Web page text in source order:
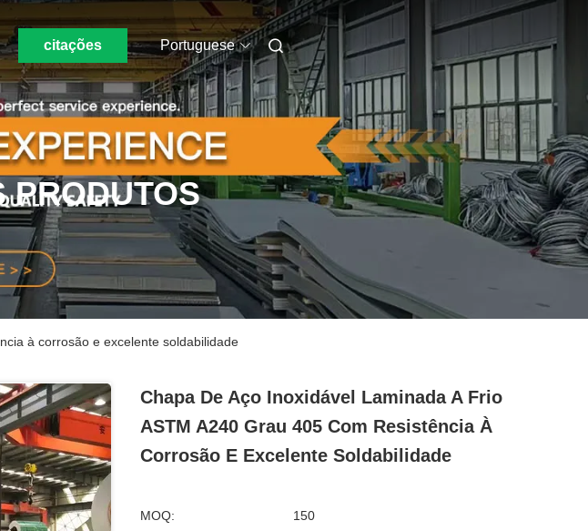
citações Portuguese
PRODUTOS
à corrosão e excelente soldabilidade
Chapa De Aço Inoxidável Laminada A Frio
ASTM A240 Grau 405 Com Resistência À
Corrosão E Excelente Soldabilidade
MOQ: 150